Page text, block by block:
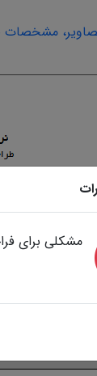
مشخصات
مشکلی برای